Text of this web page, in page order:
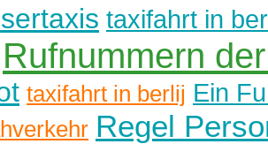
taxifahrt in
Rufnummern
taxifahrt in berlij Ein
Regel